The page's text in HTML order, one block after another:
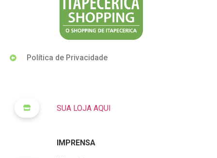
Política de Privacidade
SUA LOJA AQUI
IMPRENSA